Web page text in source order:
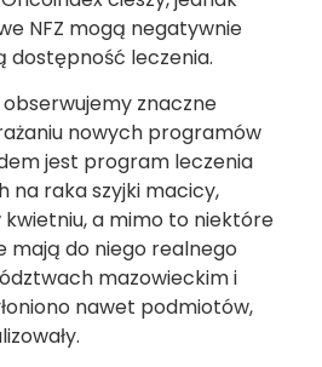
NFZ mogą negatywnie
dostępność leczenia.
znaczne
nowych programów
jest program leczenia
na raka szyjki macicy,
kwietniu, a mimo to niektóre
mają do niego realnego
mazowieckim i
nawet podmiotów,